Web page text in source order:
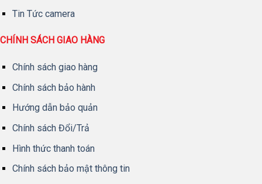
Tin Tức camera
CHÍNH SÁCH GIAO HÀNG
Chính sách giao hàng
Chính sách bảo hành
Hướng dẫn bảo quản
Chính sách Đổi/Trả
Hình thức thanh toán
Chính sách bảo mật thông tin